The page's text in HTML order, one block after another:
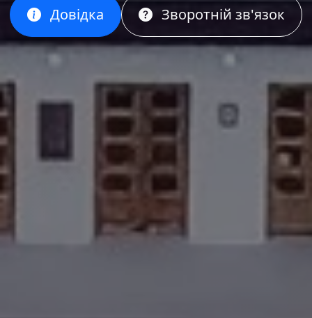
Довідка Зворотній зв'язок